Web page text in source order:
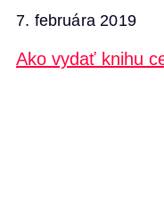
7. februára 2019
Ako vydať knihu